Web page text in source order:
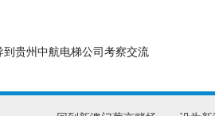
贵州中航电梯公司考察交流